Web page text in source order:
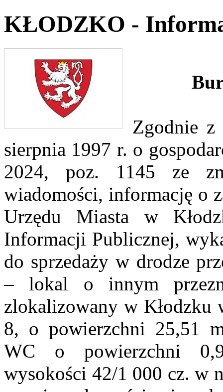
KŁODZKO -
Zgodnie
sierpnia 1997 r. o
2024, poz. 1145 ze
wiadomości, informację o
Urzędu Miasta w
Informacji Publicznej,
do sprzedaży w drodze
– lokal o innym
zlokalizowany w
8, o powierzchni 25,51
WC o powierzchni
wysokości 42/1 000 cz. w